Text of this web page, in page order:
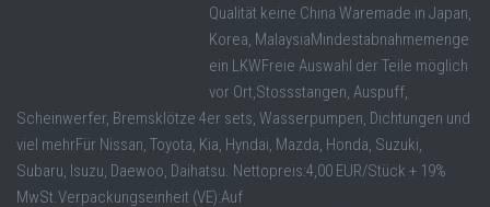
Qualität keine China Waremade in Japan,
Korea, MalaysiaMindestabnahmemenge
ein LKWFreie Auswahl der Teile möglich
vor Ort,Stossstangen, Auspuff,
Scheinwerfer, Bremsklötze 4er sets, Wasserpumpen, Dichtungen und
viel mehrFür Nissan, Toyota, Kia, Hyndai, Mazda, Honda, Suzuki,
Subaru, Isuzu, Daewoo, Daihatsu. Nettopreis:4,00 EUR/Stück + 19%
MwSt.Verpackungseinheit (VE):Auf